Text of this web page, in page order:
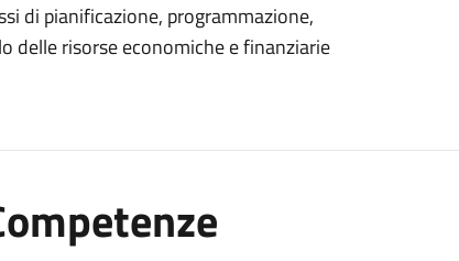
di pianificazione, programmazione,
delle risorse economiche e finanziarie